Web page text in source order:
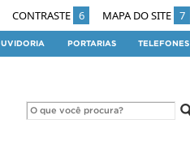
CONTRASTE 6 MAPA DO SITE 7
PORTARIAS TELEFONES